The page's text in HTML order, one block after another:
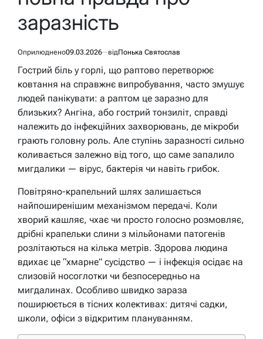
заразність
Оприлюднено09.03.2026 відПонька Святослав
Гострий біль у горлі, що раптово перетворює
ковтання на справжнє випробування, часто змушує
людей панікувати: а раптом це заразно для
близьких? Ангіна, або гострий тонзиліт, справді
належить до інфекційних захворювань, де мікроби
грають головну роль. Але ступінь заразності сильно
коливається залежно від того, що саме запалило
мигдалики — вірус, бактерія чи навіть грибок.
Повітряно-крапельний шлях залишається
найпоширенішим механізмом передачі. Коли
хворий кашляє, чхає чи просто голосно розмовляє,
дрібні крапельки слини з мільйонами патогенів
розлітаються на кілька метрів. Здорова людина
вдихає це “хмарне” сусідство — і інфекція осідає на
слизовій носоглотки чи безпосередньо на
мигдалинах. Особливо швидко зараза
поширюється в тісних колективах: дитячі садки,
школи, офіси з відкритим плануванням.